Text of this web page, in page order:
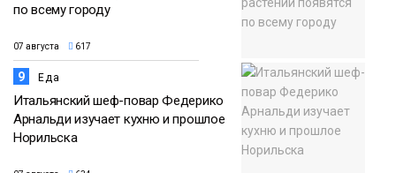
по всему городу
07 августа 617
9 Еда
Итальянский шеф-повар Федерико
Арнальди изучает кухню и прошлое
Норильска